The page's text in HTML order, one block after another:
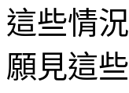
這些情
願見這